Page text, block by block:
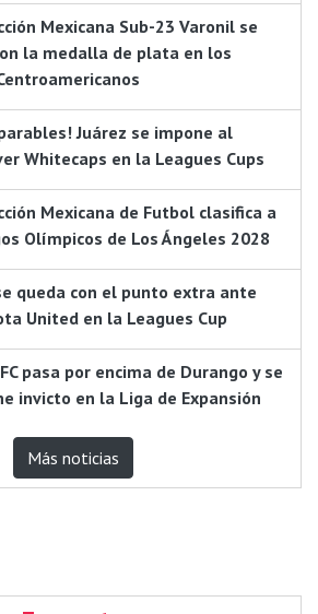
Mexicana Sub-23 Varonil se
la medalla de plata en los
Juárez se impone al
Whitecaps en la Leagues Cups
Mexicana de Futbol clasifica a
Olímpicos de Los Ángeles 2028
queda con el punto extra ante
United en la Leagues Cup
pasa por encima de Durango y se
invicto en la Liga de Expansión
Más noticias